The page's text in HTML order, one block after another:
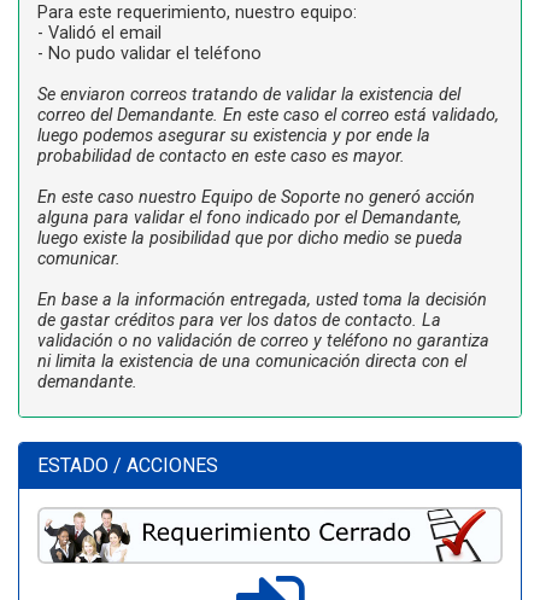
Para este requerimiento, nuestro equipo:
- Validó el email
- No pudo validar el teléfono
Se enviaron correos tratando de validar la existencia del
correo del Demandante. En este caso el correo está validado,
luego podemos asegurar su existencia y por ende la
probabilidad de contacto en este caso es mayor.
En este caso nuestro Equipo de Soporte no generó acción
alguna para validar el fono indicado por el Demandante,
luego existe la posibilidad que por dicho medio se pueda
comunicar.
En base a la información entregada, usted toma la decisión
de gastar créditos para ver los datos de contacto. La
validación o no validación de correo y teléfono no garantiza
ni limita la existencia de una comunicación directa con el
demandante.
ESTADO / ACCIONES